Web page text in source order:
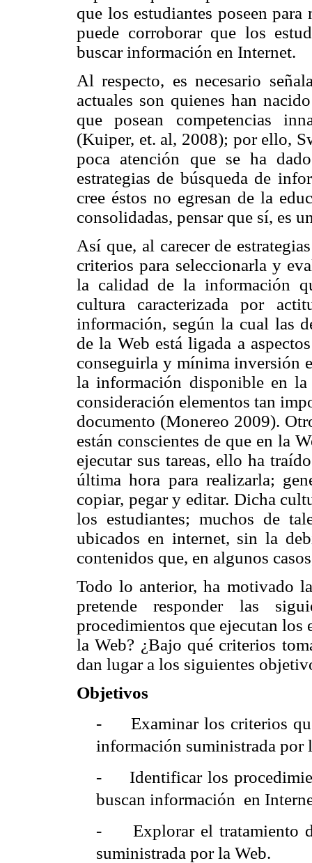
que los estudiantes poseen
puede corroborar que los
buscar información en Internet.
Al respecto, es necesario
actuales son quienes han
que posean competencias
(Kuiper, et. al, 2008); por ello,
poca atención que se ha
estrategias de búsqueda de
cree éstos no egresan de la
consolidadas, pensar que sí, es
Así que, al carecer de
criterios para seleccionarla y
la calidad de la información
cultura caracterizada por
información, según la cual las
de la Web está ligada a
conseguirla y mínima inversión
la información disponible en
consideración elementos tan
documento (Monereo 2009).
están conscientes de que en la
ejecutar sus tareas, ello ha
última hora para realizarla;
copiar, pegar y editar. Dicha
los estudiantes; muchos de
ubicados en internet, sin la
contenidos que, en algunos
Todo lo anterior, ha motivado
pretende responder las
procedimientos que ejecutan los
la Web? ¿Bajo qué criterios
dan lugar a los siguientes
Objetivos
-
Examinar los criterios
información suministrada por
-
Identificar los
buscan información en
-
Explorar el tratamiento
suministrada por la Web.